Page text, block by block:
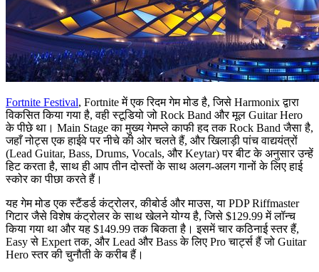
Fortnite Festival, Fortnite में एक रिदम गेम मोड है, जिसे Harmonix द्वारा
विकसित किया गया है, वही स्टूडियो जो Rock Band और मूल Guitar Hero
के पीछे था। Main Stage का मुख्य गेमप्ले काफी हद तक Rock Band जैसा है,
जहाँ नोट्स एक हाईवे पर नीचे की ओर चलते हैं, और खिलाड़ी पांच वाद्ययंत्रों
(Lead Guitar, Bass, Drums, Vocals, और Keytar) पर बीट के अनुसार उन्हें
हिट करता है, साथ ही आप तीन दोस्तों के साथ अलग-अलग गानों के लिए हाई
स्कोर का पीछा करते हैं।
यह गेम मोड एक स्टैंडर्ड कंट्रोलर, कीबोर्ड और माउस, या PDP Riffmaster
गिटार जैसे विशेष कंट्रोलर के साथ खेलने योग्य है, जिसे $129.99 में लॉन्च
किया गया था और यह $149.99 तक बिकता है। इसमें चार कठिनाई स्तर हैं,
Easy से Expert तक, और Lead और Bass के लिए Pro चार्ट्स हैं जो Guitar
Hero स्तर की चुनौती के करीब हैं।